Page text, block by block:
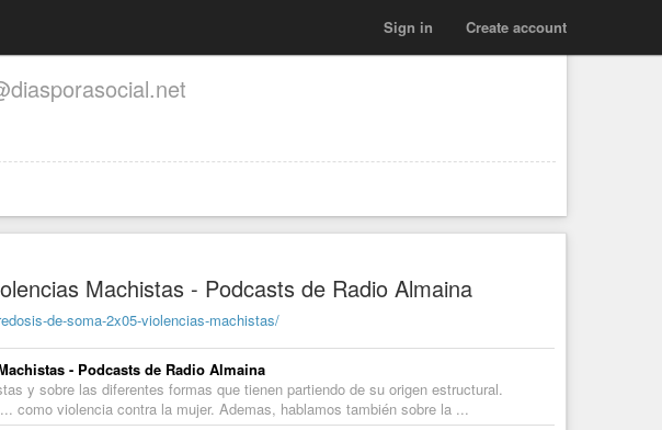
Create account
Sign in
Machistas - Podcasts de Radio Almaina
de-soma-2x05-violencias-machistas/
- Podcasts de Radio Almaina
y sobre las diferentes formas que tienen partiendo de su origen estructural.
como violencia contra la mujer. Ademas, hablamos también sobre la ...